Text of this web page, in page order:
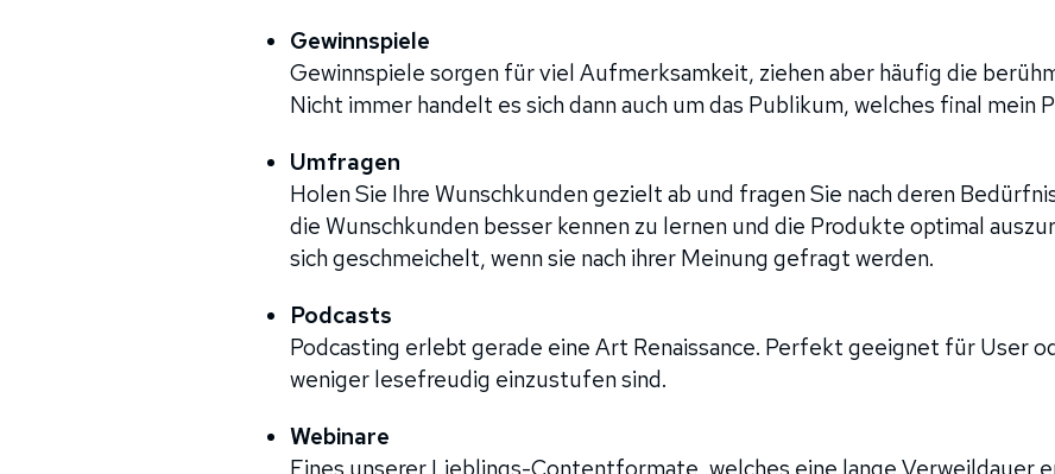
Gewinnspiele
Gewinnspiele sorgen für viel Aufmerksamkeit, ziehen aber häufig die
Nicht immer handelt es sich dann auch um das Publikum, welches final mein
Umfragen
Holen Sie Ihre Wunschkunden gezielt ab und fragen Sie nach deren
die Wunschkunden besser kennen zu lernen und die Produkte optimal
sich geschmeichelt, wenn sie nach ihrer Meinung gefragt werden.
Podcasts
Podcasting erlebt gerade eine Art Renaissance. Perfekt geeignet für User
weniger lesefreudig einzustufen sind.
Webinare